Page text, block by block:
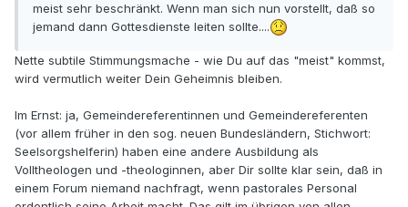
meist sehr beschränkt. Wenn man sich nun vorstellt, daß so
jemand dann Gottesdienste leiten sollte....
Nette subtile Stimmungsmache - wie Du auf das "meist" kommst,
wird vermutlich weiter Dein Geheimnis bleiben.
Im Ernst: ja, Gemeindereferentinnen und Gemeindereferenten
(vor allem früher in den sog. neuen Bundesländern, Stichwort:
Seelsorgshelferin) haben eine andere Ausbildung als
Volltheologen und -theologinnen, aber Dir sollte klar sein, daß in
einem Forum niemand nachfragt, wenn pastorales Personal